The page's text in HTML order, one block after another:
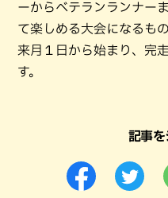
ーからベテランランナー
て楽しめる大会になるも
来月１日から始まり、完
す。
記事を